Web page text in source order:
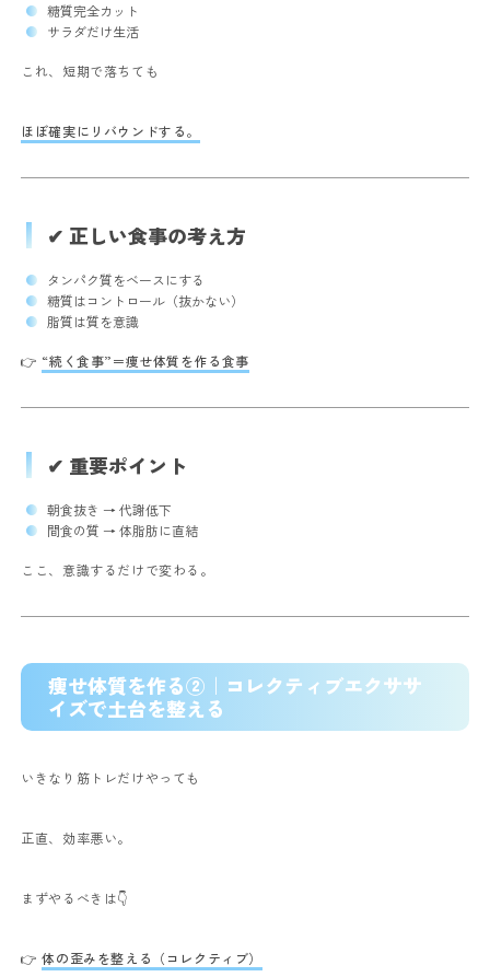
糖質完全カット
サラダだけ生活
これ、短期で落ちても
ほぼ確実にリバウンドする。
✔ 正しい食事の考え方
タンパク質をベースにする
糖質はコントロール（抜かない）
脂質は質を意識
👉 “続く食事”＝痩せ体質を作る食事
✔ 重要ポイント
朝食抜き → 代謝低下
間食の質 → 体脂肪に直結
ここ、意識するだけで変わる。
痩せ体質を作る②｜コレクティブエクササ
イズで土台を整える
いきなり筋トレだけやっても
正直、効率悪い。
まずやるべきは👇
👉体の歪みを整える（コレクティブ）